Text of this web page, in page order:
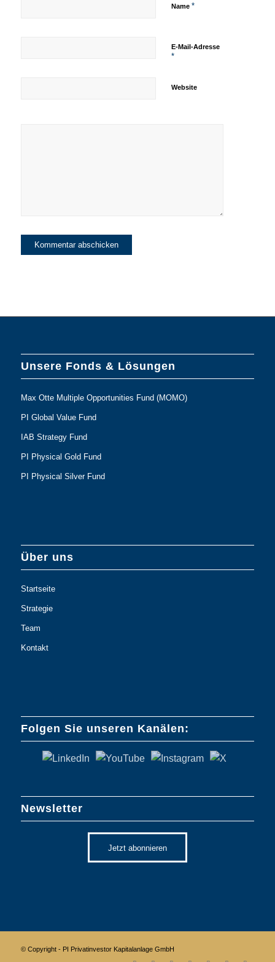
Name *
E-Mail-Adresse
*
Website
Unsere Fonds & Lösungen
Max Otte Multiple Opportunities Fund (MOMO)
PI Global Value Fund
IAB Strategy Fund
PI Physical Gold Fund
PI Physical Silver Fund
Über uns
Startseite
Strategie
Team
Kontakt
Folgen Sie unseren Kanälen:
Newsletter
Jetzt abonnieren
© Copyright - PI Privatinvestor Kapitalanlage GmbH